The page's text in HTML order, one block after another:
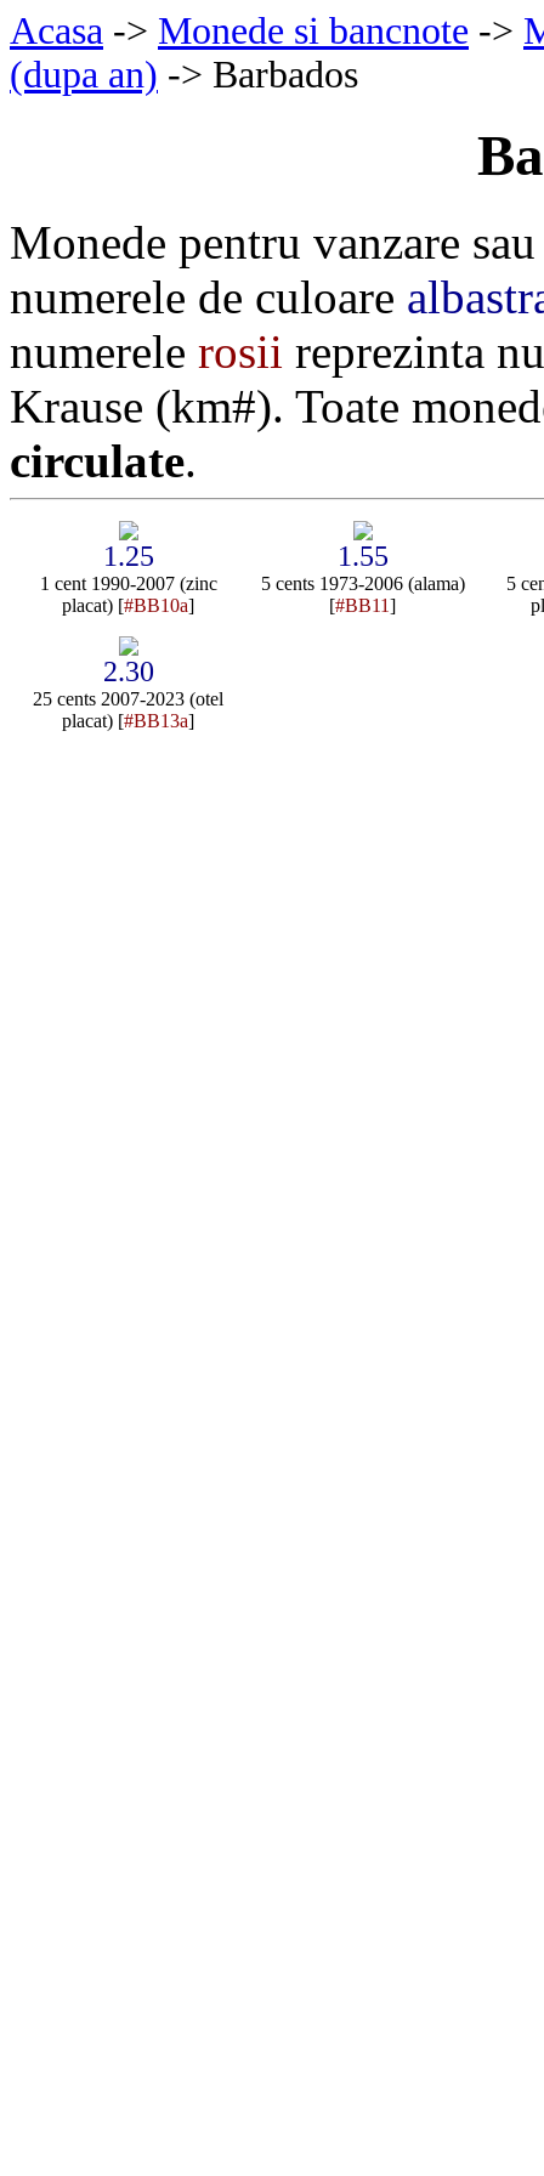
Acasa -> Monede si bancnote ->
(dupa an) -> Barbados
Monede pentru vanzare
numerele de culoare
numerele rosii reprezinta
Krause (km#). Toate
circulate.
1.25
1 cent 1990-2007 (zinc
placat) [#BB10a]
1.55
5 cents 1973-2006 (alama)
[#BB11]
5
2.30
25 cents 2007-2023 (otel
placat) [#BB13a]